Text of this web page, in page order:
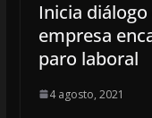
Inicia
empresa
paro laboral
4 agosto, 2021